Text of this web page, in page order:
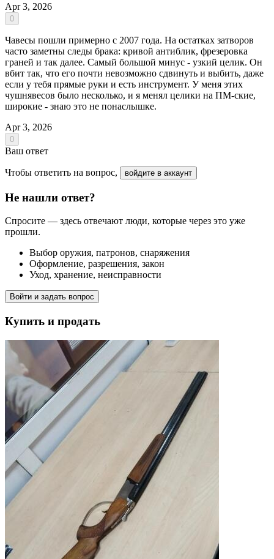
Apr 3, 2026
0
Чавесы пошли примерно с 2007 года. На остатках затворов
часто заметны следы брака: кривой антиблик, фрезеровка
граней и так далее. Самый большой минус - узкий целик. Он
вбит так, что его почти невозможно сдвинуть и выбить, даже
если у тебя прямые руки и есть инструмент. У меня этих
чушнявесов было несколько, и я менял целики на ПМ-ские,
широкие - знаю это не понаслышке.
Apr 3, 2026
0
Ваш ответ
Чтобы ответить на вопрос, войдите в аккаунт
Не нашли ответ?
Спросите — здесь отвечают люди, которые через это уже
прошли.
Выбор оружия, патронов, снаряжения
Оформление, разрешения, закон
Уход, хранение, неисправности
Войти и задать вопрос
Купить и продать